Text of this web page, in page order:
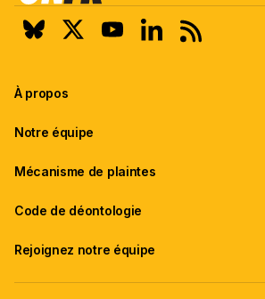
À propos
Notre équipe
Mécanisme de plaintes
Code de déontologie
Rejoignez notre équipe